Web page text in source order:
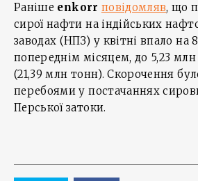
Раніше enkorr повідомляв, що
сирої нафти на індійських
заводах (НПЗ) у квітні впало на
попереднім місяцем, до 5,23 млн
(21,39 млн тонн). Скорочення
перебоями у постачаннях
Перської затоки.